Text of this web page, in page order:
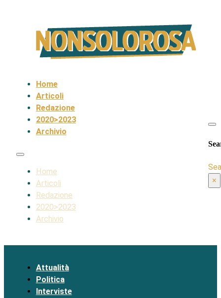
Home
Articoli
Redazione
2020>2023
Archivio
Home
Articoli
Redazione
2020>2023
Archivio
×
Attualità
Politica
Interviste